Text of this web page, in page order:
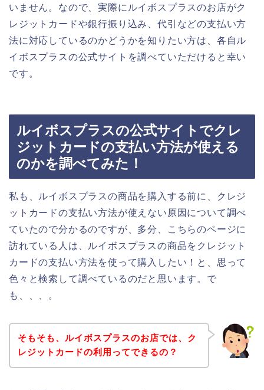
いません。なので、実際にルイボスプラスのお店がク
レジットカードや銀行振り込み、代引などの支払い方
法に対応しているのかどうかを知りたい方は、各自ル
イボスプラスの公式サイトを調べていただけると幸い
です。
ルイボスプラスの公式サイトでクレ
ジットカードの支払い方法が使える
のかを調べてみた！
私も、ルイボスプラスの商品を購入する前に、クレジ
ットカードの支払い方法が使えない原因について調べ
ていたので分かるのですが、多分、こちらのページに
訪れている人は、ルイボスプラスの商品をクレジット
カードの支払い方法を使って購入したい！と、思って
色々と検索して調べているのだと思います。で
も、、、。
そもそも、ルイボスプラスのお店では、ク
レジットカードの利用ってできるの？